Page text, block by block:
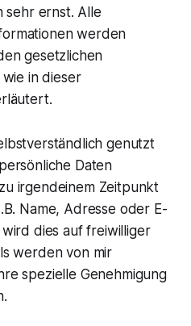
sehr ernst. Alle
werden
gesetzlichen
in dieser
genutzt
Daten
irgendeinem Zeitpunkt
Name, Adresse oder E-
dies auf freiwilliger
werden von mir
spezielle Genehmigung